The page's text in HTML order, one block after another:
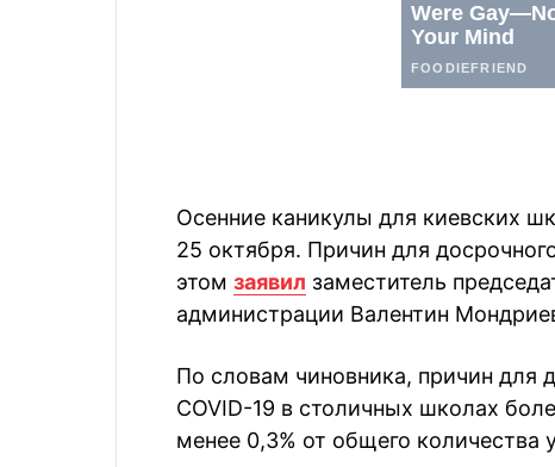
Осенние каникулы для киевских
25 октября. Причин для
этом заявил заместитель
администрации Валентин
По словам чиновника, причин для
COVID-19 в столичных школах
менее 0,3% от общего количества